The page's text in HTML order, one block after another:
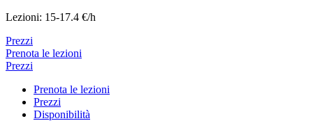
Lezioni: 15-17.4 €/h
Prezzi
Prenota le lezioni
Prezzi
Prenota le lezioni
Prezzi
Disponibilità